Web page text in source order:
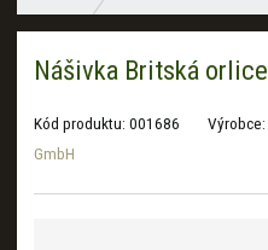
d
í
t
r
Nášivka Britská orlice
Kód produktu:001686 Výrobce:
GmbH